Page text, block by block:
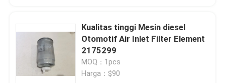
Kualitas tinggi Mesin diesel
Otomotif Air Inlet Filter Element
2175299
MOQ：1pcs
Harga：$90